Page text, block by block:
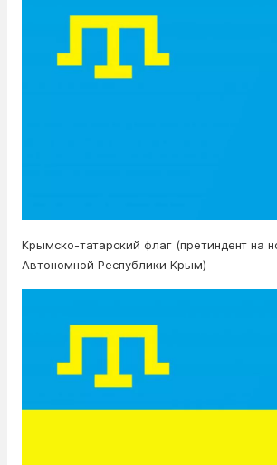
Крымско-татарский флаг (претиндент на
Автономной Республики Крым)